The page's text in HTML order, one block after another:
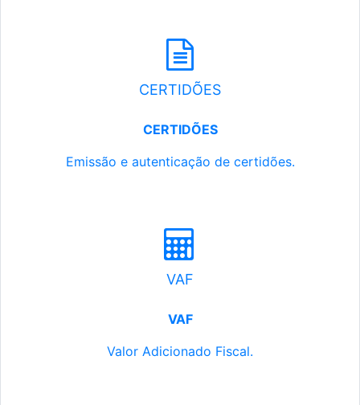
CERTIDÕES
CERTIDÕES
Emissão e autenticação de certidões.
VAF
VAF
Valor Adicionado Fiscal.